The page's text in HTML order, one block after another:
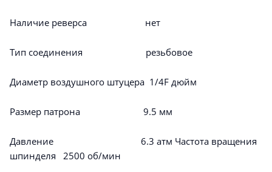
Наличие реверса нет
Тип соединения резьбовое
Диаметр воздушного штуцера 1/4F дюйм
Размер патрона 9.5 мм
Давление 6.3 атм Частота вращения
шпинделя 2500 об/мин